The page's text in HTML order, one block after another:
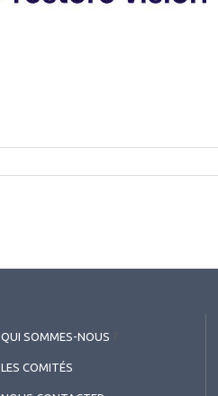
QUI SOMMES-NOUS
LES COMITÉS